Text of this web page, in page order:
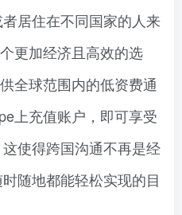
居住在不同国家的人来
更加经济且高效的选
全球范围内的低资费通
上充值账户，即可享受
使得跨国沟通不再是经
随地都能轻松实现的目